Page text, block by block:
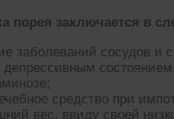
порея заключается в
заболеваний сосудов и
депрессивным
средство при
вес, ввиду своей